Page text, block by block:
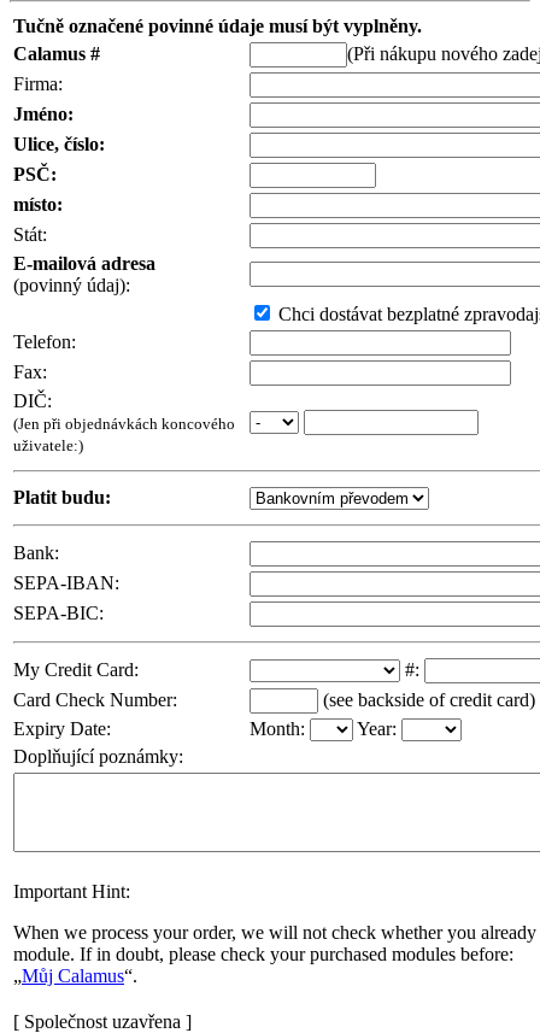
Tučně označené povinné údaje musí být vyplněny.
Calamus #
(Při nákupu nového
Firma:
Jméno:
Ulice, číslo:
PSČ:
místo:
Stát:
E-mailová adresa
(povinný údaj):
Chci dostávat bezplatné
Telefon:
Fax:
DIČ:
(Jen při objednávkách koncového
uživatele:)
Platit budu:
Bank:
SEPA-IBAN:
SEPA-BIC:
My Credit Card:
#:
Card Check Number:
(see backside of credit card)
Expiry Date:
Month:
Year:
Doplňující poznámky:
Important Hint:
When we process your order, we will not check whether you already
module. If in doubt, please check your purchased modules before:
Můj Calamus .
[ Společnost uzavřena ]